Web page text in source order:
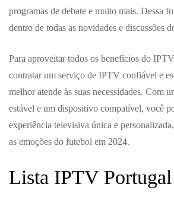
programas de debate e muito mais. Dessa
dentro de todas as novidades e discussões
Para aproveitar todos os benefícios do
contratar um serviço de IPTV confiável e
melhor atende às suas necessidades. Com
estável e um dispositivo compatível, você
experiência televisiva única e
as emoções do futebol em 2024.
Lista IPTV